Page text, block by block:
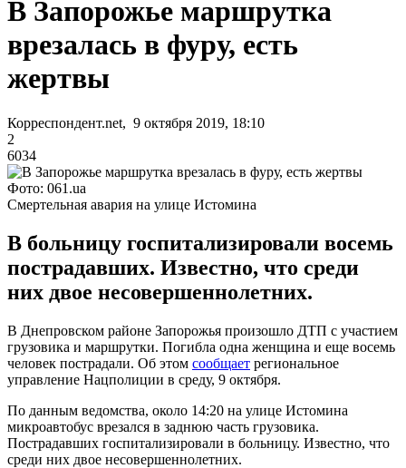
В Запорожье маршрутка
врезалась в фуру, есть
жертвы
Корреспондент.net, 9 октября 2019, 18:10
2
6034
Фото: 061.ua
Смертельная авария на улице Истомина
В больницу госпитализировали восемь
пострадавших. Известно, что среди
них двое несовершеннолетних.
В Днепровском районе Запорожья произошло ДТП с участием
грузовика и маршрутки. Погибла одна женщина и еще восемь
человек пострадали. Об этом сообщает региональное
управление Нацполиции в среду, 9 октября.
По данным ведомства, около 14:20 на улице Истомина
микроавтобус врезался в заднюю часть грузовика.
Пострадавших госпитализировали в больницу. Известно, что
среди них двое несовершеннолетних.